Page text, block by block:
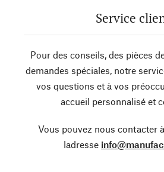
Service
Pour des conseils, des pièces
demandes spéciales, notre
vos questions et à vos
accueil personnalisé et
Vous pouvez nous contacter
ladresse